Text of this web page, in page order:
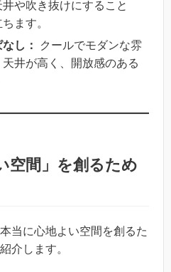
や吹き抜けにすること
ます。
し：
クールでモダンな雰
井が高く、開放感のある
空間」を創るため
当に心地よい空間を創るた
介します。